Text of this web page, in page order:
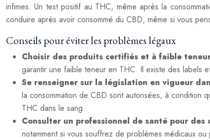
infimes. Un test positif au THC, même après la
conduire après avoir consommé du CBD, même si vous
Conseils pour éviter les problèmes légaux
Choisir des produits certifiés et à faible
garantir une faible teneur en THC. Il existe des labels
Se renseigner sur la législation en vigueur
la consommation de CBD sont autorisées, à
THC dans le sang.
Consulter un professionnel de santé pour des
notamment si vous souffrez de problèmes médicaux